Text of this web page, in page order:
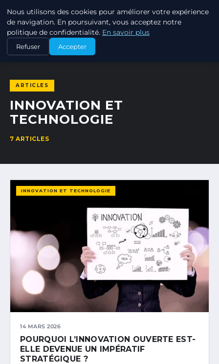
MIRIDAN WEB
SOLUTIONS WEB PROFESSIONNELLES
ACCUEIL INNOVATION ET TECHNOLOGIE
ARTICLES
INNOVATION ET
TECHNOLOGIE
7 ARTICLES
INNOVATION ET TECHNOLOGIE
14 MARS 2026
POURQUOI L’INNOVATION OUVERTE EST-
ELLE DEVENUE UN IMPÉRATIF
STRATÉGIQUE ?
Nous utilisons des cookies pour améliorer votre expérience
de navigation. En poursuivant, vous acceptez notre
politique de confidentialité. En savoir plus
Refuser Accepter